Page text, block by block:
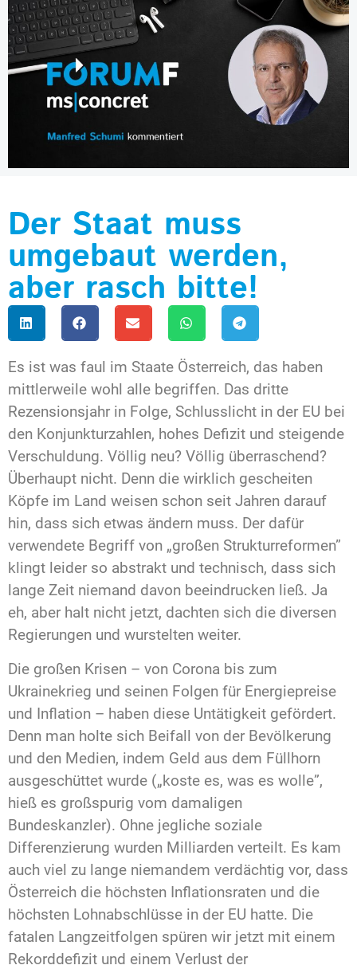
Der Staat muss
umgebaut werden,
aber rasch bitte!
Es ist was faul im Staate Österreich, das haben
mittlerweile wohl alle begriffen. Das dritte
Rezensionsjahr in Folge, Schlusslicht in der EU bei
den Konjunkturzahlen, hohes Defizit und steigende
Verschuldung. Völlig neu? Völlig überraschend?
Überhaupt nicht. Denn die wirklich gescheiten
Köpfe im Land weisen schon seit Jahren darauf
hin, dass sich etwas ändern muss. Der dafür
verwendete Begriff von „großen Strukturreformen”
klingt leider so abstrakt und technisch, dass sich
lange Zeit niemand davon beeindrucken ließ. Ja
eh, aber halt nicht jetzt, dachten sich die diversen
Regierungen und wurstelten weiter.
Die großen Krisen – von Corona bis zum
Ukrainekrieg und seinen Folgen für Energiepreise
und Inflation – haben diese Untätigkeit gefördert.
Denn man holte sich Beifall von der Bevölkerung
und den Medien, indem Geld aus dem Füllhorn
ausgeschüttet wurde („koste es, was es wolle”,
hieß es großspurig vom damaligen
Bundeskanzler). Ohne jegliche soziale
Differenzierung wurden Milliarden verteilt. Es kam
auch viel zu lange niemandem verdächtig vor, dass
Österreich die höchsten Inflationsraten und die
höchsten Lohnabschlüsse in der EU hatte. Die
fatalen Langzeitfolgen spüren wir jetzt mit einem
Rekorddefizit und einem Verlust der